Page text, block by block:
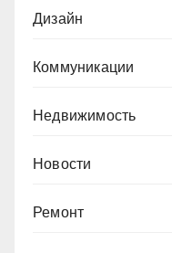
Дизайн
Коммуникации
Недвижимость
Новости
Ремонт